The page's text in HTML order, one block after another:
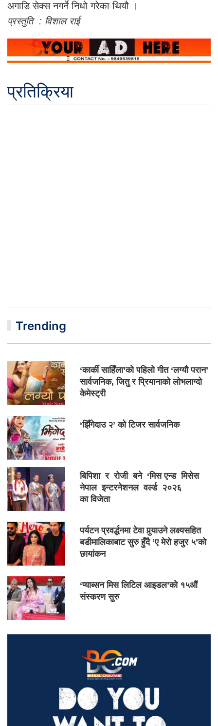
अगाडि सेक्स नगर्ने निधो गरेका थियौ ।
प्रस्तुति : विशाल राई
प्रतिक्रिया
Trending
‘कार्की साहिँला’को पहिलो गीत ‘लग्यौ परान’
सार्वजनिक, जितु र प्रियानाको लोभलाग्दो
केमेस्ट्री
‘झिँगेदाउ २’ को टिजर सार्वजनिक
बिपिशा र रोजी बने ‘मिस एन्ड मिसेस
नेपाल इन्टरनेशनल वर्ल्ड २०२६
का विजेता
पर्यटन प्रवर्द्धनमा टेवा पुर्‍याउने लक्ष्यसहित
बडीमालिकाबाट सुरु हुँदै ‘ए मेरो हजुर ५’को
छायांकन
‘प्याब्सन मिस लिटिल आइडल’को १५औं
संस्करण सुरु